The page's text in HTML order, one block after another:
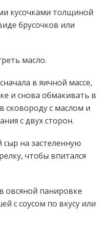
кусочками толщиной
брусочков или
масло.
в яичной массе,
и снова обмакивать в
сковороду с маслом и
с двух сторон.
на застеленную
чтобы впитался
овсяной панировке
с соусом по вкусу или